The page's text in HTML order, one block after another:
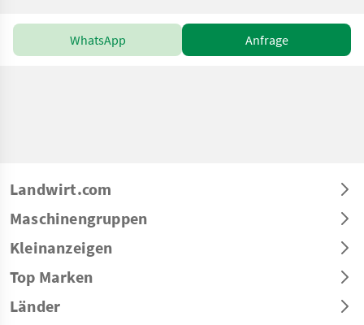
WhatsApp Anfrage
Landwirt.com
Maschinengruppen
Kleinanzeigen
Top Marken
Länder